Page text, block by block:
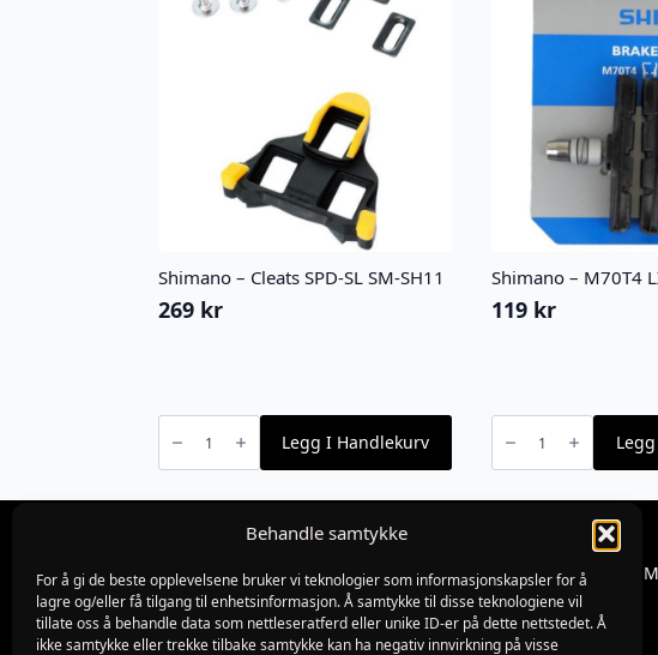
Behandle samtykke
For å gi de beste opplevelsene bruker vi teknologier som informasjonskapsler for å
lagre og/eller få tilgang til enhetsinformasjon. Å samtykke til disse teknologiene vil
tillate oss å behandle data som nettleseratferd eller unike ID-er på dette nettstedet. Å
ikke samtykke eller trekke tilbake samtykke kan ha negativ innvirkning på visse
Shimano – Cleats SPD-SL SM-SH11
269 kr
Shimano
Cleats
SPD-
SH11
Legg I Handlekurv
Shimano – M70T4
119 kr
Shimano
M70T4
LX/Deore
Org.nr 982775019
Blødekjær 26
4838 arendal